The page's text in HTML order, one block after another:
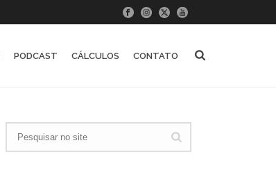
PODCAST CÁLCULOS CONTATO